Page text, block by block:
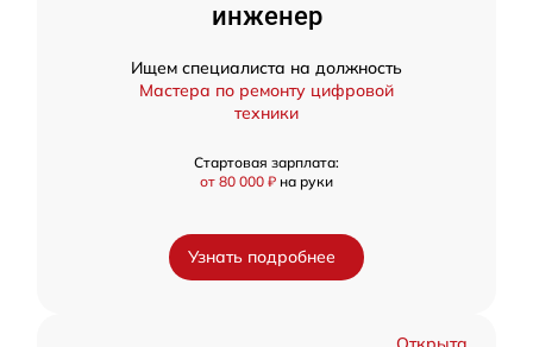
инженер
Ищем специалиста на должность
Мастера по ремонту цифровой
техники
Стартовая зарплата:
от 80 000 ₽ на руки
Узнать подробнее